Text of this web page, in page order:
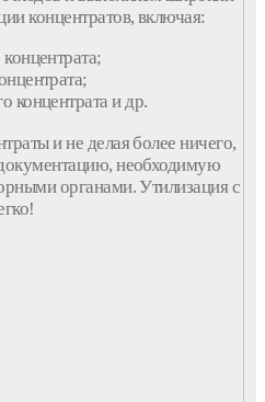
концентратов, включая:
концентрата и др.
и не делая более ничего,
необходимую
органами. Утилизация с